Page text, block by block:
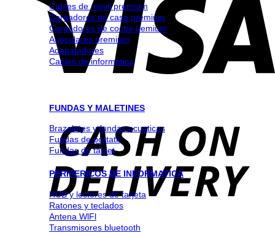
Cables de movil premium
Cargadores de casa premium
Cargadores de coche pemium
Auriculares premium
Adapatadores
Cables de informatica
FUNDAS Y MALETINES
Brazaletes y fundas acuaticas
Fundas de portatil
Fundas de tablet
PERIFERICOS DE INFORMATICA
HUB y lectores de tarjeta
Ratones y teclados
Antena WlFl
Transmisores bluetooth